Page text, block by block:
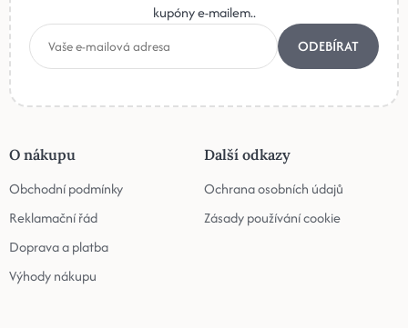
kupóny e-mailem..
ODEBÍRAT
O nákupu
Obchodní podmínky
Reklamační řád
Doprava a platba
Výhody nákupu
Další odkazy
Ochrana osobních údajů
Zásady používání cookie